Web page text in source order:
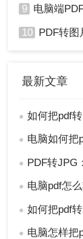
如果对图片
总结：
根据自己的
介绍能对大
9 电脑端PDF转
10 PDF转图片
最新文章
● 如何把pdf转
● 电脑如何把pdf
● PDF转JPG：3
● 电脑pdf怎
● 如何把pdf
● 电脑怎样把pdf转